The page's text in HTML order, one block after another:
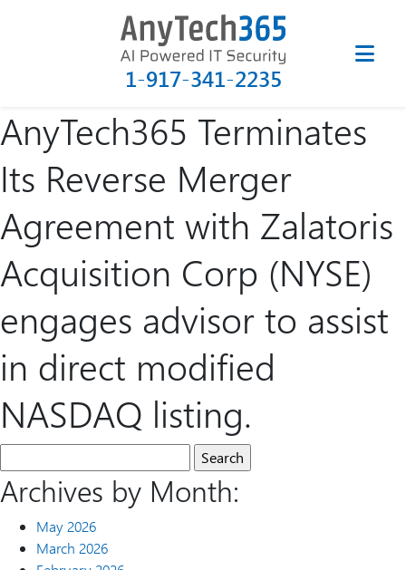
1-917-341-2235
AnyTech365 Terminates
Its Reverse Merger
Agreement with Zalatoris
Acquisition Corp (NYSE)
engages advisor to assist
in direct modified
NASDAQ listing.
Archives by Month:
May 2026
March 2026